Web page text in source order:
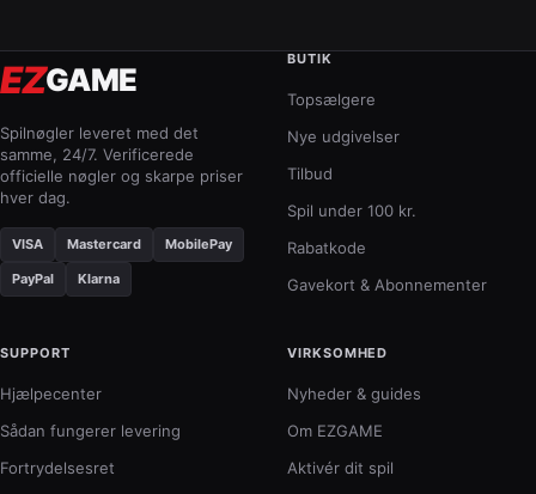
EZGAME
Spilnøgler leveret med det
samme, 24/7. Verificerede
officielle nøgler og skarpe priser
hver dag.
VISA Mastercard MobilePay
PayPal Klarna
BUTIK
Topsælgere
Nye udgivelser
Tilbud
Spil under 100 kr.
Rabatkode
Gavekort & Abonnementer
SUPPORT
Hjælpecenter
Sådan fungerer levering
Fortrydelsesret
VIRKSOMHED
Nyheder & guides
Om EZGAME
Aktivér dit spil